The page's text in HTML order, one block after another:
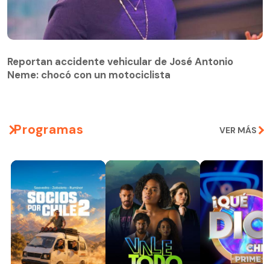
Reportan accidente vehicular de José Antonio
Neme: chocó con un motociclista
Programas VER MÁS